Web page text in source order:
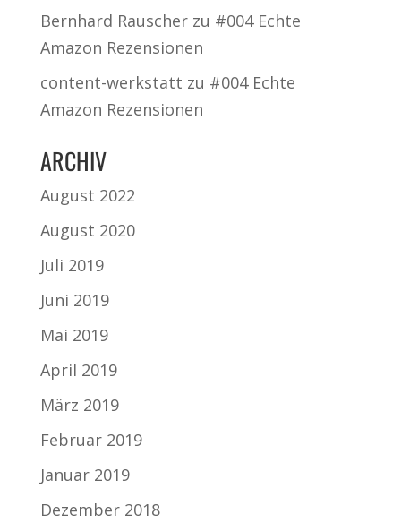
Bernhard Rauscherzu #004 Echte
Amazon Rezensionen
content-werkstatt zu #004 Echte
Amazon Rezensionen
ARCHIV
August 2022
August 2020
Juli 2019
Juni 2019
Mai 2019
April 2019
März 2019
Februar 2019
Januar 2019
Dezember 2018